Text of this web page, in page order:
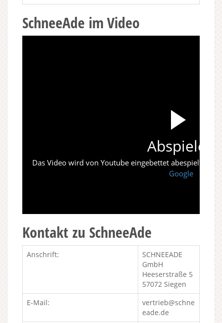
SchneeAde im Video
Abspielen
Das Video wird von Youtube eingebettet abespielt. Es
Google
Kontakt zu SchneeAde
Anschrift:
SCHNEEADE
GmbH
Heeserstraße 5
57072 Siegen
E-Mail:
vertrieb@schne
eade.de